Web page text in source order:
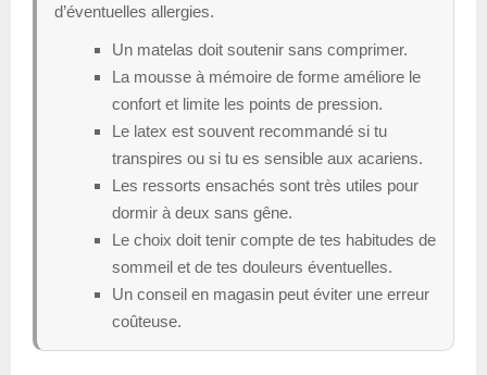
d’éventuelles allergies.
Un matelas doit soutenir sans comprimer.
La mousse à mémoire de forme améliore le
confort et limite les points de pression.
Le latex est souvent recommandé si tu
transpires ou si tu es sensible aux acariens.
Les ressorts ensachés sont très utiles pour
dormir à deux sans gêne.
Le choix doit tenir compte de tes habitudes de
sommeil et de tes douleurs éventuelles.
Un conseil en magasin peut éviter une erreur
coûteuse.